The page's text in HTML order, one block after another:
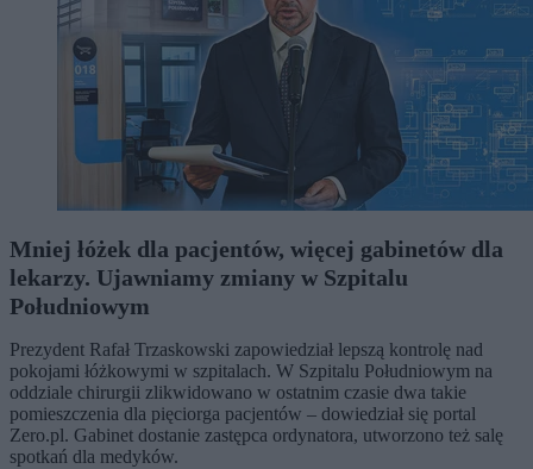
Mniej łóżek dla pacjentów, więcej gabinetów dla
lekarzy. Ujawniamy zmiany w Szpitalu
Południowym
Prezydent Rafał Trzaskowski zapowiedział lepszą kontrolę nad
pokojami łóżkowymi w szpitalach. W Szpitalu Południowym na
oddziale chirurgii zlikwidowano w ostatnim czasie dwa takie
pomieszczenia dla pięciorga pacjentów – dowiedział się portal
Zero.pl. Gabinet dostanie zastępca ordynatora, utworzono też salę
spotkań dla medyków.